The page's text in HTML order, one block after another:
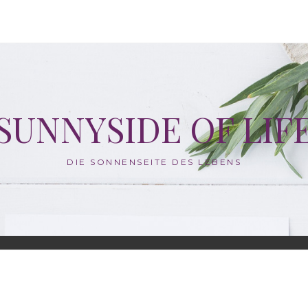
OF
DIE SONNENSEITE DES LEBENS